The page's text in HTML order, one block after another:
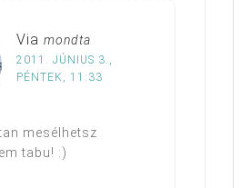
Via mondta
2011. JÚNIUS 3.,
PÉNTEK, 11:33
mesélhetsz
tabu! :)